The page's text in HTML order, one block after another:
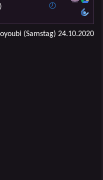
(Samstag) 24.10.2020